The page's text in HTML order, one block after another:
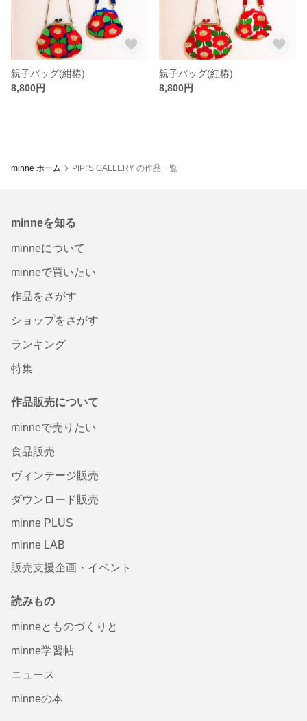
親子バッグ(紺椿)
8,800円
親子バッグ(紅椿)
8,800円
minne ホーム PIPI'S GALLERY の作品一覧
minneを知る
minneについて
minneで買いたい
作品をさがす
ショップをさがす
ランキング
特集
作品販売について
minneで売りたい
食品販売
ヴィンテージ販売
ダウンロード販売
minne PLUS
minne LAB
販売支援企画・イベント
読みもの
minneとものづくりと
minne学習帖
ニュース
minneの本